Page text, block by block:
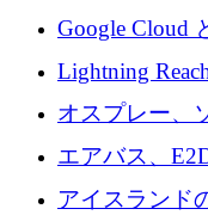
の新たな二次
Google Cloud
された AI の
Lightning
グループとし
に買収
オスプレー、
攻撃を阻止す
エアバス、
欧州防衛技術
アイスランド